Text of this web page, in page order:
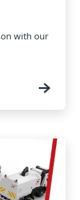
with our